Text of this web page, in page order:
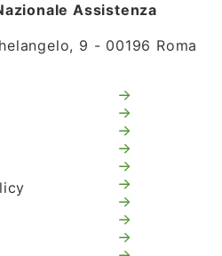
Assistenza
9 - 00196 Roma